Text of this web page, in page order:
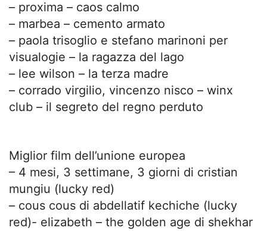
– proxima – caos calmo
– marbea – cemento armato
– paola trisoglio e stefano marinoni per
visualogie – la ragazza del lago
– lee wilson – la terza madre
– corrado virgilio, vincenzo nisco – winx
club – il segreto del regno perduto
Miglior film dell’unione europea
– 4 mesi, 3 settimane, 3 giorni di cristian
mungiu (lucky red)
– cous cous di abdellatif kechiche (lucky
red)- elizabeth – the golden age di shekhar